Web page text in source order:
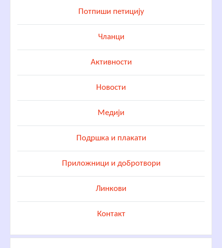
Потпиши петицију
Чланци
Активности
Новости
Медији
Подршка и плакати
Приложници и добротвори
Линкови
Контакт